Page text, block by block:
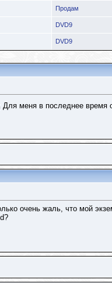
Продам
DVD9
DVD9
Для меня в последнее время
очень жаль, что мой